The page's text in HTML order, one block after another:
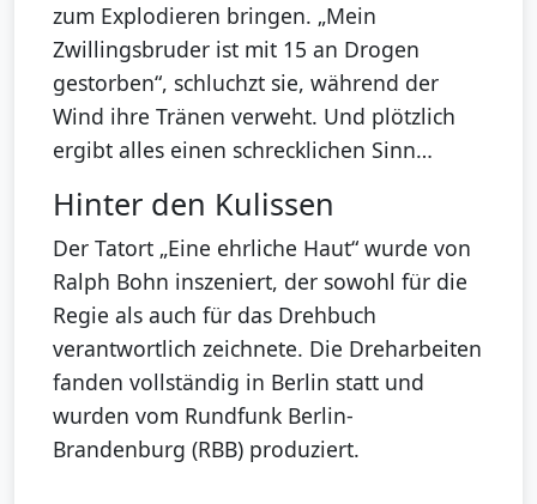
zum Explodieren bringen. „Mein
Zwillingsbruder ist mit 15 an Drogen
gestorben“, schluchzt sie, während der
Wind ihre Tränen verweht. Und plötzlich
ergibt alles einen schrecklichen Sinn…
Hinter den Kulissen
Der Tatort „Eine ehrliche Haut“ wurde von
Ralph Bohn inszeniert, der sowohl für die
Regie als auch für das Drehbuch
verantwortlich zeichnete. Die Dreharbeiten
fanden vollständig in Berlin statt und
wurden vom Rundfunk Berlin-
Brandenburg (RBB) produziert.